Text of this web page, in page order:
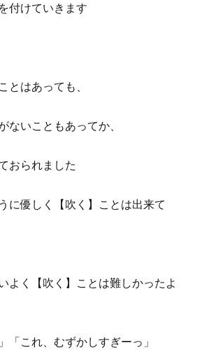
付けていきます
とはあっても、
ないこともあってか、
おられました
に優しく【吹く】ことは出来て
よく【吹く】ことは難しかったよ
「これ、むずかしすぎーっ」